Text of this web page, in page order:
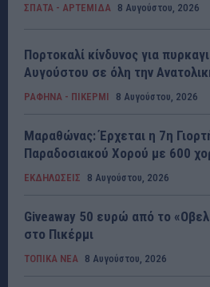
ΣΠΑΤΑ - ΑΡΤΕΜΙΔΑ 8 Αυγούστου, 2026
Πορτοκαλί κίνδυνος για
Αυγούστου σε όλη την
ΡΑΦΗΝΑ - ΠΙΚΕΡΜΙ 8 Αυγούστου, 2026
Μαραθώνας: Έρχεται η 7η
Παραδοσιακού Χορού με 600
ΕΚΔΗΛΩΣΕΙΣ 8 Αυγούστου, 2026
Giveaway 50 ευρώ από το
στο Πικέρμι
ΤΟΠΙΚΑ ΝΕΑ 8 Αυγούστου, 2026